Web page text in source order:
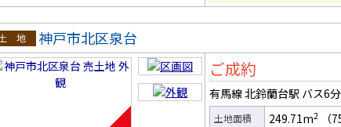
地
神戸市北区泉台
ご成約
有馬線 北鈴蘭台駅 バス6分
土地面積 249.71m2 （